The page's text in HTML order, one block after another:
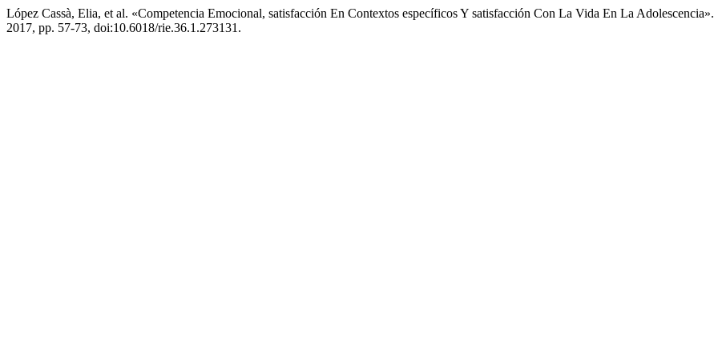
López Cassà, Elia, et al. «Competencia Emocional, satisfacción En Contextos específicos Y satisfacción Con La Vida En La Adolescencia».
2017, pp. 57-73, doi:10.6018/rie.36.1.273131.